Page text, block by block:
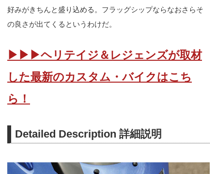
好みがきちんと盛り込める。フラッグシップならなおさらそ
の良さが出てくるというわけだ。
▶▶▶ヘリテイジ＆レジェンズが取材
した最新のカスタム・バイクはこち
ら！
Detailed Description 詳細説明